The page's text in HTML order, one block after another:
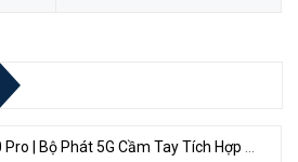
ZTE U60 Pro | Bộ Phát 5G Cầm Tay Tích Hợp Công Nghệ WiFi 7, Pin 10000mAh